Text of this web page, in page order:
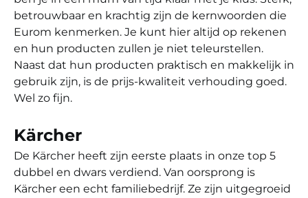
betrouwbaar en krachtig zijn de kernwoorden die
Eurom kenmerken. Je kunt hier altijd op rekenen
en hun producten zullen je niet teleurstellen.
Naast dat hun producten praktisch en makkelijk in
gebruik zijn, is de prijs-kwaliteit verhouding goed.
Wel zo fijn.
Kärcher
De Kärcher heeft zijn eerste plaats in onze top 5
dubbel en dwars verdiend. Van oorsprong is
Kärcher een echt familiebedrijf. Ze zijn uitgegroeid